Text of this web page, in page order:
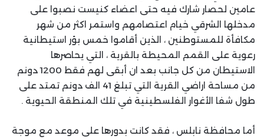
عامين لحصار شارك فيه حتى اعضاء كنيست نصبوا على
مدخلها الشرقي خيام اعتصامهم واستمر اكثر من شهر
مكافأة للمستوطنين ، الذين أقاموا خمس بؤر استيطانية
رعوية على القمم المحيطة بالقرية ، التي يحاصرها
الاستيطان من كل جانب بعد ان أبقى لهم فقط 1200 دونم
من مساحة اراضي القرية التي تبلغ 41 الف دونم تمتد على
طول شفا الأغوار الفلسطينية في تلك المنطقة الحيوية .
أما محافظة نابلس ، فقد كانت بدورها على موعد مع موجة